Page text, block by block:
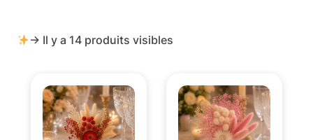
→ Il y a 14 produits visibles